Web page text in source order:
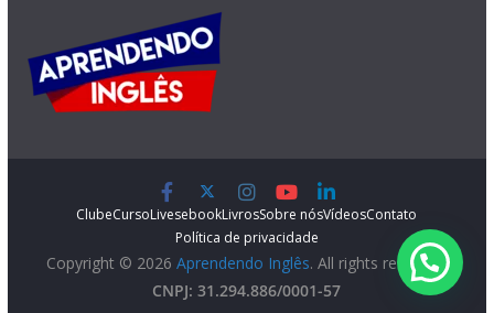
ClubeCursoLivesebookLivrosSobre nósVídeosContato
Política de privacidade
Copyright © 2026 Aprendendo Inglês. All rights reserved.
CNPJ: 31.294.886/0001-57